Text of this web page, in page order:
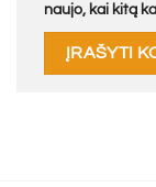
naujo, kai kitą